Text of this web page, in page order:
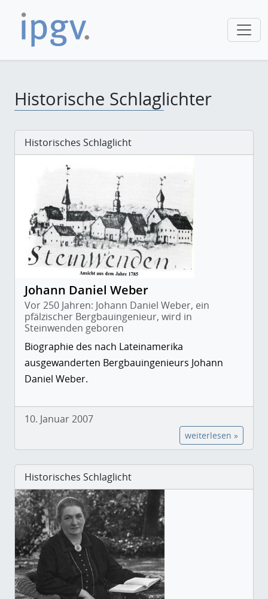
Historische Schlaglichter
Historisches Schlaglicht
Johann Daniel Weber
Vor 250 Jahren: Johann Daniel Weber, ein
pfälzischer Bergbauingenieur, wird in
Steinwenden geboren
Biographie des nach Lateinamerika
ausgewanderten Bergbauingenieurs Johann
Daniel Weber.
10. Januar 2007
weiterlesen »
Historisches Schlaglicht